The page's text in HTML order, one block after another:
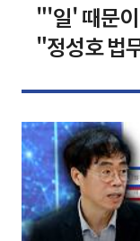
"'일' 때문
"정성호 법